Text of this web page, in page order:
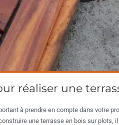
réaliser une
à prendre en compte dans votre
une terrasse en bois sur plots,